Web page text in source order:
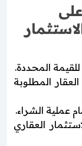
المحددة.
المطلوبة
عملية الشراء.
العقاري